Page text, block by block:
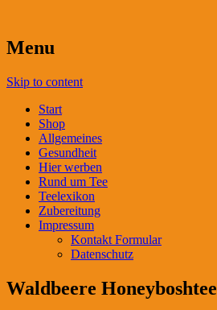
Menu
Skip to content
Start
Shop
Allgemeines
Gesundheit
Hier werben
Rund um Tee
Teelexikon
Zubereitung
Impressum
Kontakt Formular
Datenschutz
Waldbeere Honeyboshtee